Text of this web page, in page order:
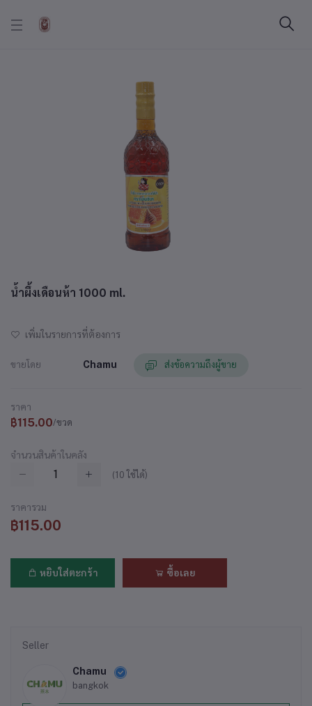
น้ำผึ้งเดือนห้า 1000 ml.
เพิ่มในรายการที่ต้องการ
ขายโดย Chamu ส่งข้อความถึงผู้ขาย
ราคา
฿115.00/ขวด
จำนวนสินค้าในคลัง
(10 ใช้ได้)
ราคารวม
฿115.00
หยิบใส่ตะกร้า ซื้อเลย
Seller
Chamu
bangkok